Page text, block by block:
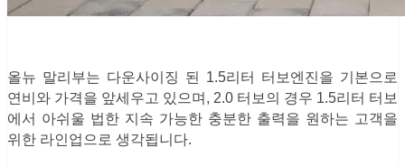
올뉴 말리부는 다운사이징 된 1.5리터 터보엔진을 기본으로
연비와 가격을 앞세우고 있으며, 2.0 터보의 경우 1.5리터 터보
에서 아쉬울 법한 지속 가능한 충분한 출력을 원하는 고객을
위한 라인업으로 생각됩니다.